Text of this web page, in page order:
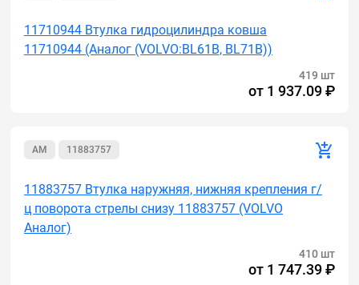
11710944 Втулка гидроцилиндра ковша
11710944 (Аналог (VOLVO:BL61B, BL71B))
419 шт
от 1 937.09 ₽
AM 11883757
11883757 Втулка наружняя, нижняя крепления г/
ц поворота стрелы снизу 11883757 (VOLVO
Аналог)
410 шт
от 1 747.39 ₽